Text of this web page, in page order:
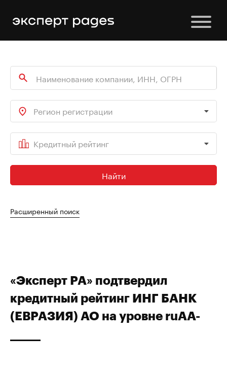
Регион регистрации
Кредитный рейтинг
Найти
Расширенный поиск
«Эксперт РА» подтвердил
кредитный рейтинг ИНГ БАНК
(ЕВРАЗИЯ) АО на уровне ruAA-